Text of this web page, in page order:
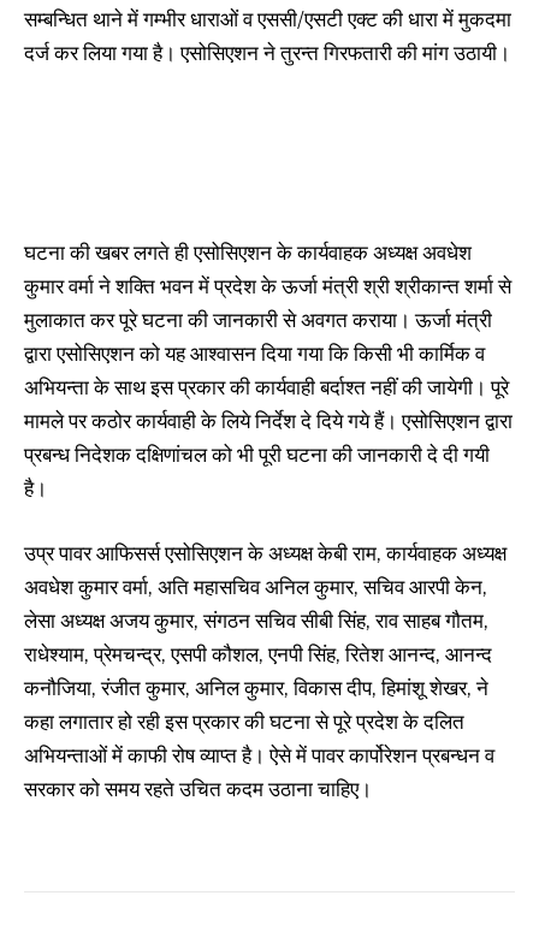
सम्बन्धित थाने में गम्भीर धाराओं व एससी/एसटी एक्ट की धारा में मुकदमा
दर्ज कर लिया गया है। एसोसिएशन ने तुरन्त गिरफतारी की मांग उठायी।
घटना की खबर लगते ही एसोसिएशन के कार्यवाहक अध्यक्ष अवधेश
कुमार वर्मा ने शक्ति भवन में प्रदेश के ऊर्जा मंत्री श्री श्रीकान्त शर्मा से
मुलाकात कर पूरे घटना की जानकारी से अवगत कराया। ऊर्जा मंत्री
द्वारा एसोसिएशन को यह आश्वासन दिया गया कि किसी भी कार्मिक व
अभियन्ता के साथ इस प्रकार की कार्यवाही बर्दाश्त नहीं की जायेगी। पूरे
मामले पर कठोर कार्यवाही के लिये निर्देश दे दिये गये हैं। एसोसिएशन द्वारा
प्रबन्ध निदेशक दक्षिणांचल को भी पूरी घटना की जानकारी दे दी गयी
है।
उप्र पावर आफिसर्स एसोसिएशन के अध्यक्ष केबी राम, कार्यवाहक अध्यक्ष
अवधेश कुमार वर्मा, अति महासचिव अनिल कुमार, सचिव आरपी केन,
लेसा अध्यक्ष अजय कुमार, संगठन सचिव सीबी सिंह, राव साहब गौतम,
राधेश्याम, प्रेमचन्द्र, एसपी कौशल, एनपी सिंह, रितेश आनन्द, आनन्द
कनौजिया, रंजीत कुमार, अनिल कुमार, विकास दीप, हिमांशू शेखर, ने
कहा लगातार हो रही इस प्रकार की घटना से पूरे प्रदेश के दलित
अभियन्ताओं में काफी रोष व्याप्त है। ऐसे में पावर कार्पोरेशन प्रबन्धन व
सरकार को समय रहते उचित कदम उठाना चाहिए।